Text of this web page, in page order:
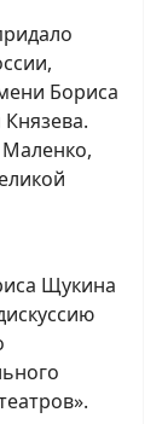
Бориса
Щукина